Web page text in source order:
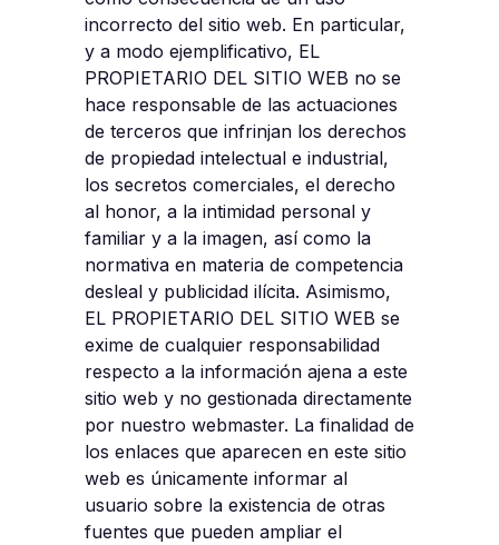
incorrecto del sitio web. En particular,
y a modo ejemplificativo, EL
PROPIETARIO DEL SITIO WEB no se
hace responsable de las actuaciones
de terceros que infrinjan los derechos
de propiedad intelectual e industrial,
los secretos comerciales, el derecho
al honor, a la intimidad personal y
familiar y a la imagen, así como la
normativa en materia de competencia
desleal y publicidad ilícita. Asimismo,
EL PROPIETARIO DEL SITIO WEB se
exime de cualquier responsabilidad
respecto a la información ajena a este
sitio web y no gestionada directamente
por nuestro webmaster. La finalidad de
los enlaces que aparecen en este sitio
web es únicamente informar al
usuario sobre la existencia de otras
fuentes que pueden ampliar el